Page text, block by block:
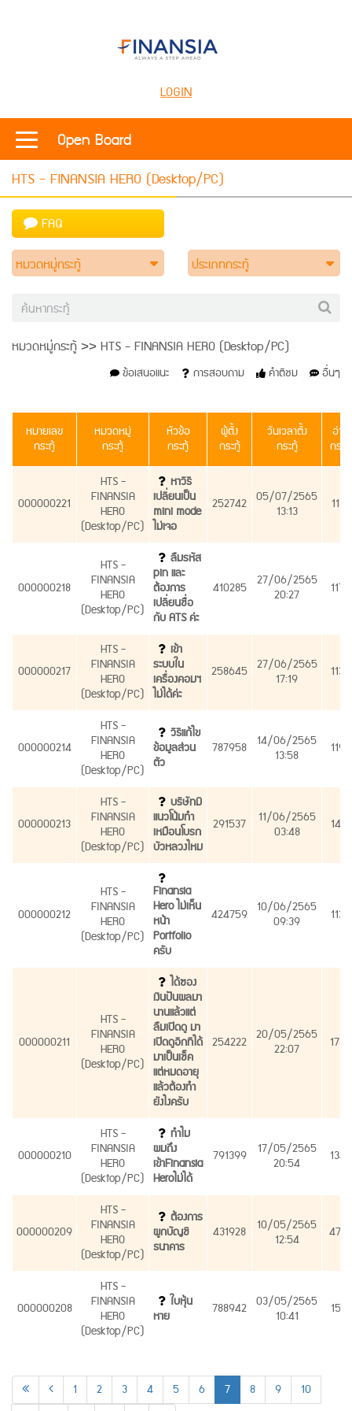
LOGIN
Open Board
HTS - FINANSIA HERO (Desktop/PC)
FAQ
หมวดหมู่กระทู้
ประเภทกระทู้
หมวดหมู่กระทู้ >> HTS - FINANSIA HERO (Desktop/PC)
ข้อเสนอแนะ การสอบถาม คำติชม อื่นๆ
หมายเลข
กระทู้
หมวดหมู่
กระทู้
หัวข้อ
กระทู้
ผู้ตั้ง
กระทู้
วันเวลาตั้ง
กระทู้
อ่าน
กระทู้
000000221
HTS -
FINANSIA
HERO
(Desktop/PC)
หาวิธี
เปลี่ยนเป็น
mini mode
ไม่เจอ
252742 05/07/2565
13:13 1182
000000218
HTS -
FINANSIA
HERO
(Desktop/PC)
ลืมรหัส
pin และ
ต้องการ
เปลี่ยนชื่อ
กับ ATS ค่ะ
410285 27/06/2565
20:27 1170
000000217
HTS -
FINANSIA
HERO
(Desktop/PC)
เข้า
ระบบใน
เครื่องคอมฯ
ไม่ได้ค่ะ
258645 27/06/2565
17:19 1139
000000214
HTS -
FINANSIA
HERO
(Desktop/PC)
วิธีแก้ไข
ข้อมูลส่วน
ตัว
787958 14/06/2565
13:58 1190
000000213
HTS -
FINANSIA
HERO
(Desktop/PC)
บริษัทมี
แนวโน้มทำ
เหมือนโบรก
บัวหลวงไหม
291537 11/06/2565
03:48 1419
000000212
HTS -
FINANSIA
HERO
(Desktop/PC)
Finansia
Hero ไม่เห็น
หน้า
Portfolio
ครับ
424759 10/06/2565
09:39 1134
000000211
HTS -
FINANSIA
HERO
(Desktop/PC)
ได้ซอง
เงินปันผลมา
นานแล้วแต่
ลืมเปิดดู มา
เปิดดูอีกทีได้
มาเป็นเช็ค
แต่หมดอายุ
แล้วต้องทำ
ยังไงครับ
254222 20/05/2565
22:07 1789
000000210
HTS -
FINANSIA
HERO
(Desktop/PC)
ทำไม
ผมถึง
เข้าFinansia
Heroไม่ได้
791399 17/05/2565
20:54 1340
000000209
HTS -
FINANSIA
HERO
(Desktop/PC)
ต้องการ
ผูกบัญชี
ธนาคาร
431928 10/05/2565
12:54 4729
000000208
HTS -
FINANSIA
HERO
(Desktop/PC)
ใบหุ้น
หาย 788942 03/05/2565
10:41 1591
1 2 3 4 5 6 7 8 9
10